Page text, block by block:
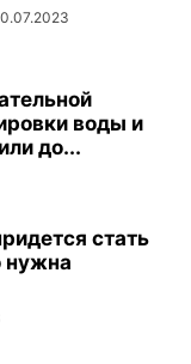
воды и
до...
стать
нужна